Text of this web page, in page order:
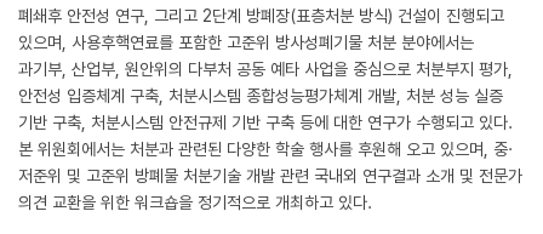
폐쇄후 안전성 연구, 그리고 2단계 방폐장(표층처분 방식) 건설이 진행되고
있으며, 사용후핵연료를 포함한 고준위 방사성폐기물 처분 분야에서는
과기부, 산업부, 원안위의 다부처 공동 예타 사업을 중심으로 처분부지 평가,
안전성 입증체계 구축, 처분시스템 종합성능평가체계 개발, 처분 성능 실증
기반 구축, 처분시스템 안전규제 기반 구축 등에 대한 연구가 수행되고 있다.
본 위원회에서는 처분과 관련된 다양한 학술 행사를 후원해 오고 있으며, 중·
저준위 및 고준위 방폐물 처분기술 개발 관련 국내외 연구결과 소개 및 전문가
의견 교환을 위한 워크숍을 정기적으로 개최하고 있다.